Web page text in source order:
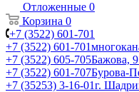
Отложенные 0
Корзина 0
+7 (3522) 601-701
+7 (3522) 601-701
+7 (3522) 605-705Бажова,
+7 (3522) 601-707Бурова-
+7 (35253) 3-16-01г.